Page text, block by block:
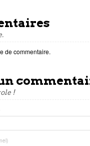
de commentaire.
!